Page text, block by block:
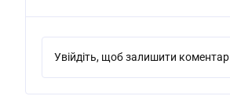
Увійдіть, щоб залишити коментар